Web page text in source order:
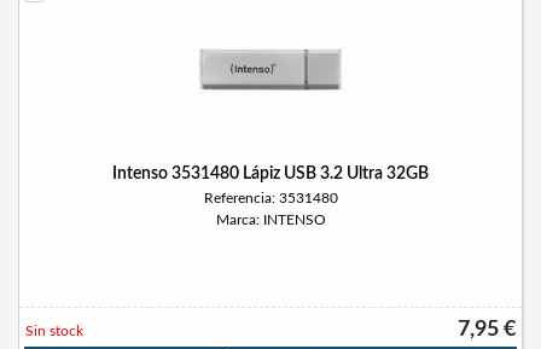
Intenso 3531480 Lápiz USB 3.2 Ultra 32GB
Referencia: 3531480
Marca: INTENSO
7,95 €
Sin stock